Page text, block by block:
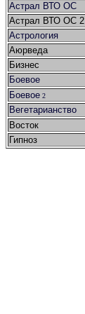
Астрал ВТО ОС
Астрал ВТО ОС 2
Астрология
Аюрведа
Бизнес
Боевое
Боевое 2
Вегетарианство
Восток
Гипноз